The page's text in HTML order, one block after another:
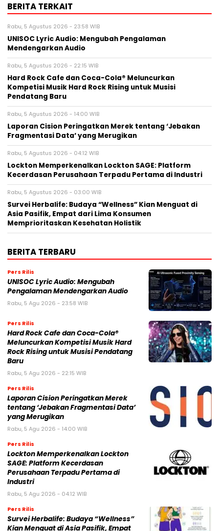
BERITA TERKAIT
Rabu, 5 Agustus 2026 - 23:58 WIB
UNISOC Lyric Audio: Mengubah Pengalaman
Mendengarkan Audio
Rabu, 5 Agustus 2026 - 22:15 WIB
Hard Rock Cafe dan Coca-Cola® Meluncurkan
Kompetisi Musik Hard Rock Rising untuk Musisi
Pendatang Baru
Rabu, 5 Agustus 2026 - 14:00 WIB
Laporan Cision Peringatkan Merek tentang ‘Jebakan
Fragmentasi Data’ yang Merugikan
Rabu, 5 Agustus 2026 - 04:12 WIB
Lockton Memperkenalkan Lockton SAGE: Platform
Kecerdasan Perusahaan Terpadu Pertama di Industri
Rabu, 5 Agustus 2026 - 03:00 WIB
Survei Herbalife: Budaya “Wellness” Kian Menguat di
Asia Pasifik, Empat dari Lima Konsumen
Memprioritaskan Kesehatan Holistik
BERITA TERBARU
Pers Rilis
UNISOC Lyric Audio: Mengubah
Pengalaman Mendengarkan Audio
Rabu, 5 Agu 2026 - 23:58 WIB
Pers Rilis
Hard Rock Cafe dan Coca-Cola®
Meluncurkan Kompetisi Musik Hard
Rock Rising untuk Musisi Pendatang
Baru
Rabu, 5 Agu 2026 - 22:15 WIB
Pers Rilis
Laporan Cision Peringatkan Merek
tentang ‘Jebakan Fragmentasi Data’
yang Merugikan
Rabu, 5 Agu 2026 - 14:00 WIB
Pers Rilis
Lockton Memperkenalkan Lockton
SAGE: Platform Kecerdasan
Perusahaan Terpadu Pertama di
Industri
Rabu, 5 Agu 2026 - 04:12 WIB
Pers Rilis
Survei Herbalife: Budaya “Wellness”
Kian Menguat di Asia Pasifik, Empat